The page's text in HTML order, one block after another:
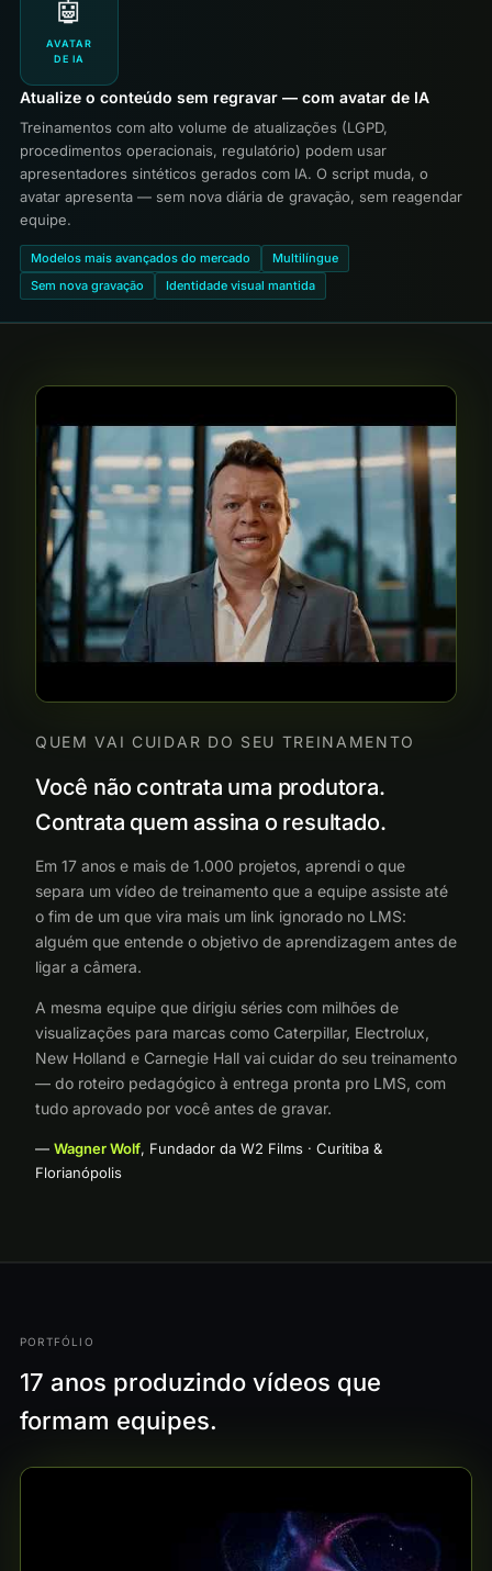
🤖
AVATAR
DE IA
Atualize o conteúdo sem regravar — com avatar de IA
Treinamentos com alto volume de atualizações (LGPD,
procedimentos operacionais, regulatório) podem usar
apresentadores sintéticos gerados com IA. O script muda, o
avatar apresenta — sem nova diária de gravação, sem reagendar
equipe.
Modelos mais avançados do mercado
Multilíngue
Sem nova gravação
Identidade visual mantida
QUEM VAI CUIDAR DO SEU TREINAMENTO
Você não contrata uma produtora.
Contrata quem assina o resultado.
Em 17 anos e mais de 1.000 projetos, aprendi o que
separa um vídeo de treinamento que a equipe assiste até
o fim de um que vira mais um link ignorado no LMS:
alguém que entende o objetivo de aprendizagem antes de
ligar a câmera.
A mesma equipe que dirigiu séries com milhões de
visualizações para marcas como Caterpillar, Electrolux,
New Holland e Carnegie Hall vai cuidar do seu treinamento
— do roteiro pedagógico à entrega pronta pro LMS, com
tudo aprovado por você antes de gravar.
— Wagner Wolf, Fundador da W2 Films · Curitiba &
Florianópolis
PORTFÓLIO
17 anos produzindo vídeos que
formam equipes.